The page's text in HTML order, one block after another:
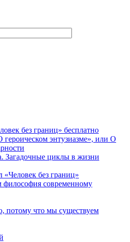
без границ» бесплатно
энтузиазме», или О
Загадочные циклы в жизни
без границ»
философия современному
потому что мы существуем